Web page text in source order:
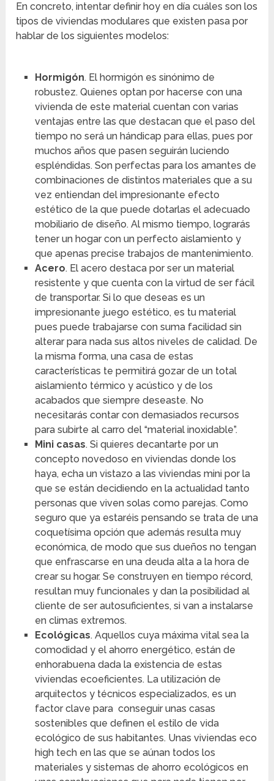
En concreto, intentar definir hoy en día cuáles son los
tipos de viviendas modulares que existen pasa por
hablar de los siguientes modelos:
Hormigón. El hormigón es sinónimo de
robustez. Quienes optan por hacerse con una
vivienda de este material cuentan con varias
ventajas entre las que destacan que el paso del
tiempo no será un hándicap para ellas, pues por
muchos años que pasen seguirán luciendo
espléndidas. Son perfectas para los amantes de
combinaciones de distintos materiales que a su
vez entiendan del impresionante efecto
estético de la que puede dotarlas el adecuado
mobiliario de diseño. Al mismo tiempo, lograrás
tener un hogar con un perfecto aislamiento y
que apenas precise trabajos de mantenimiento.
Acero. El acero destaca por ser un material
resistente y que cuenta con la virtud de ser fácil
de transportar. Si lo que deseas es un
impresionante juego estético, es tu material
pues puede trabajarse con suma facilidad sin
alterar para nada sus altos niveles de calidad. De
la misma forma, una casa de estas
características te permitirá gozar de un total
aislamiento térmico y acústico y de los
acabados que siempre deseaste. No
necesitarás contar con demasiados recursos
para subirte al carro del “material inoxidable”.
Mini casas. Si quieres decantarte por un
concepto novedoso en viviendas donde los
haya, echa un vistazo a las viviendas mini por la
que se están decidiendo en la actualidad tanto
personas que viven solas como parejas. Como
seguro que ya estaréis pensando se trata de una
coquetísima opción que además resulta muy
económica, de modo que sus dueños no tengan
que enfrascarse en una deuda alta a la hora de
crear su hogar. Se construyen en tiempo récord,
resultan muy funcionales y dan la posibilidad al
cliente de ser autosuficientes, si van a instalarse
en climas extremos.
Ecológicas. Aquellos cuya máxima vital sea la
comodidad y el ahorro energético, están de
enhorabuena dada la existencia de estas
viviendas ecoeficientes. La utilización de
arquitectos y técnicos especializados, es un
factor clave para conseguir unas casas
sostenibles que definen el estilo de vida
ecológico de sus habitantes. Unas viviendas eco
high tech en las que se aúnan todos los
materiales y sistemas de ahorro ecológicos en